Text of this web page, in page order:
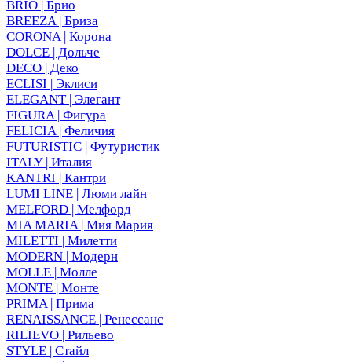
BRIO | Брио
BREEZA | Бриза
CORONA | Корона
DOLCE | Дольче
DECO | Деко
ECLISI | Эклиси
ELEGANT | Элегант
FIGURA | Фигура
FELICIA | Феличия
FUTURISTIC | Футуристик
ITALY | Италия
KANTRI | Кантри
LUMI LINE | Люми лайн
MELFORD | Мелфорд
MIA MARIA | Мия Мария
MILETTI | Милетти
MODERN | Модерн
MOLLE | Молле
MONTE | Монте
PRIMA | Прима
RENAISSANCE | Ренессанс
RILIEVO | Рильево
STYLE | Стайл